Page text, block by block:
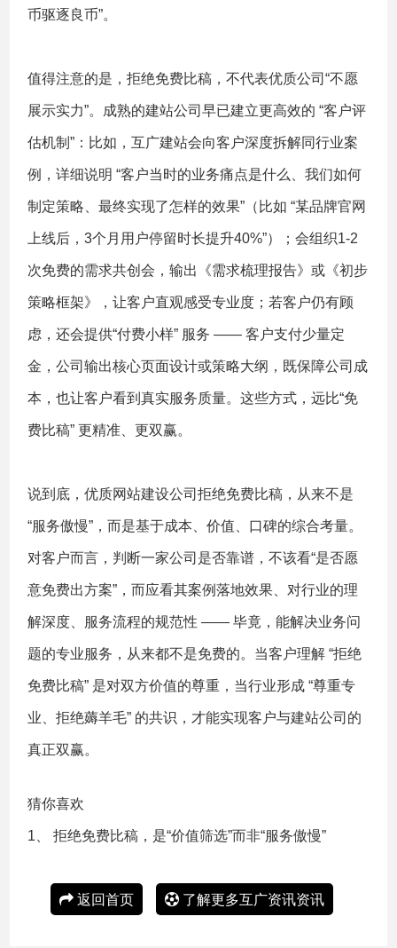
币驱逐良币”。
值得注意的是，拒绝免费比稿，不代表优质公司“不愿
展示实力”。成熟的建站公司早已建立更高效的 “客户评
估机制”：比如，互广建站会向客户深度拆解同行业案
例，详细说明 “客户当时的业务痛点是什么、我们如何
制定策略、最终实现了怎样的效果”（比如 “某品牌官网
上线后，3个月用户停留时长提升40%”）；会组织1-2
次免费的需求共创会，输出《需求梳理报告》或《初步
策略框架》，让客户直观感受专业度；若客户仍有顾
虑，还会提供“付费小样” 服务 —— 客户支付少量定
金，公司输出核心页面设计或策略大纲，既保障公司成
本，也让客户看到真实服务质量。这些方式，远比“免
费比稿” 更精准、更双赢。
说到底，优质网站建设公司拒绝免费比稿，从来不是
“服务傲慢”，而是基于成本、价值、口碑的综合考量。
对客户而言，判断一家公司是否靠谱，不该看“是否愿
意免费出方案”，而应看其案例落地效果、对行业的理
解深度、服务流程的规范性 —— 毕竟，能解决业务问
题的专业服务，从来都不是免费的。当客户理解 “拒绝
免费比稿” 是对双方价值的尊重，当行业形成 “尊重专
业、拒绝薅羊毛” 的共识，才能实现客户与建站公司的
真正双赢。
猜你喜欢
1、 拒绝免费比稿，是“价值筛选”而非“服务傲慢”
返回首页 了解更多互广资讯资讯